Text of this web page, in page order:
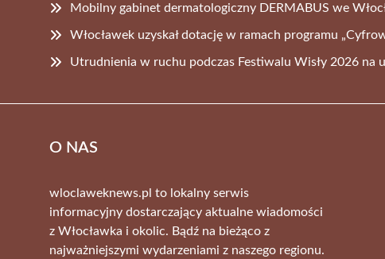
Mobilny gabinet dermatologiczny DERMABUS we
Włocławek uzyskał dotację w ramach programu
Utrudnienia w ruchu podczas Festiwalu Wisły 2026 na
O NAS
wloclaweknews.pl to lokalny serwis
informacyjny dostarczający aktualne wiadomości
z Włocławka i okolic. Bądź na bieżąco z
najważniejszymi wydarzeniami z naszego regionu.